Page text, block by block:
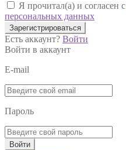
Я прочитал(а) и согласен с
персональных данных
Зарегистрироваться
Есть аккаунт? Войти
Войти в аккаунт
E-mail
Пароль
Войти